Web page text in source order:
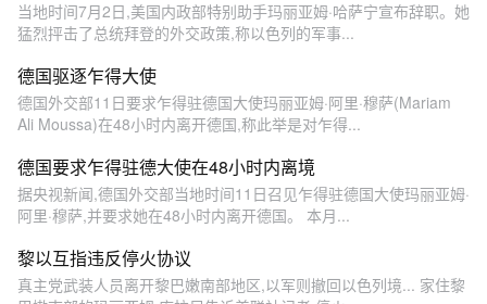
当地时间7月2日,美国内政部特别助手玛丽亚姆·哈萨宁宣布辞职。她
猛烈抨击了总统拜登的外交政策,称以色列的军事...
德国驱逐乍得大使
德国外交部11日要求乍得驻德国大使玛丽亚姆·阿里·穆萨(Mariam
Ali Moussa)在48小时内离开德国,称此举是对乍得...
德国要求乍得驻德大使在48小时内离境
据央视新闻,德国外交部当地时间11日召见乍得驻德国大使玛丽亚姆·
阿里·穆萨,并要求她在48小时内离开德国。 本月...
黎以互指违反停火协议
真主党武装人员离开黎巴嫩南部地区,以军则撤回以色列境... 家住黎